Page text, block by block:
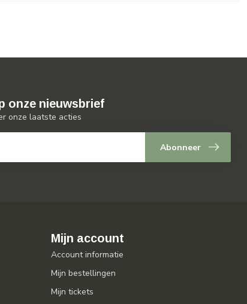
onze nieuwsbrief
onze laatste acties
Abonneer
Mijn account
Account informatie
Mijn bestellingen
Mijn tickets